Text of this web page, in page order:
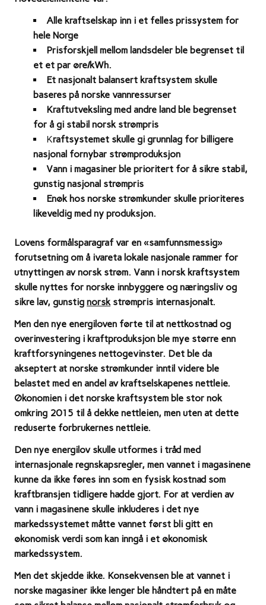
Alle kraftselskap inn i et felles prissystem for
hele Norge
Prisforskjell mellom landsdeler ble begrenset til
et et par øre/kWh.
Et nasjonalt balansert kraftsystem skulle
baseres på norske vannressurser
Kraftutveksling med andre land ble begrenset
for å gi stabil norsk strømpris
Kraftsystemet skulle gi grunnlag for billigere
nasjonal fornybar strømproduksjon
Vann i magasiner ble prioritert for å sikre stabil,
gunstig nasjonal strømpris
Enøk hos norske strømkunder skulle prioriteres
likeveldig med ny produksjon.
Lovens formålsparagraf var en «samfunnsmessig»
forutsetning om å ivareta lokale nasjonale rammer for
utnyttingen av norsk strøm. Vann i norsk kraftsystem
skulle nyttes for norske innbyggere og næringsliv og
sikre lav, gunstig norsk strømpris internasjonalt.
Men den nye energiloven førte til at nettkostnad og
overinvestering i kraftproduksjon ble mye større enn
kraftforsyningenes nettogevinster. Det ble da
akseptert at norske strømkunder inntil videre ble
belastet med en andel av kraftselskapenes nettleie.
Økonomien i det norske kraftsystem ble stor nok
omkring 2015 til å dekke nettleien, men uten at dette
reduserte forbrukernes nettleie.
Den nye energilov skulle utformes i tråd med
internasjonale regnskapsregler, men vannet i magasinene
kunne da ikke føres inn som en fysisk kostnad som
kraftbransjen tidligere hadde gjort. For at verdien av
vann i magasinene skulle inkluderes i det nye
markedssystemet måtte vannet først bli gitt en
økonomisk verdi som kan inngå i et økonomisk
markedssystem.
Men det skjedde ikke. Konsekvensen ble at vannet i
norske magasiner ikke lenger ble håndtert på en måte